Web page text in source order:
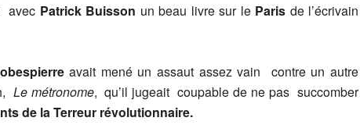
avec Patrick Buisson un beau livre sur le Paris de l’écrivain
avait mené un assaut assez vain contre un autre
Le métronome, qu’il jugeait coupable de ne pas succomber
de la Terreur révolutionnaire.